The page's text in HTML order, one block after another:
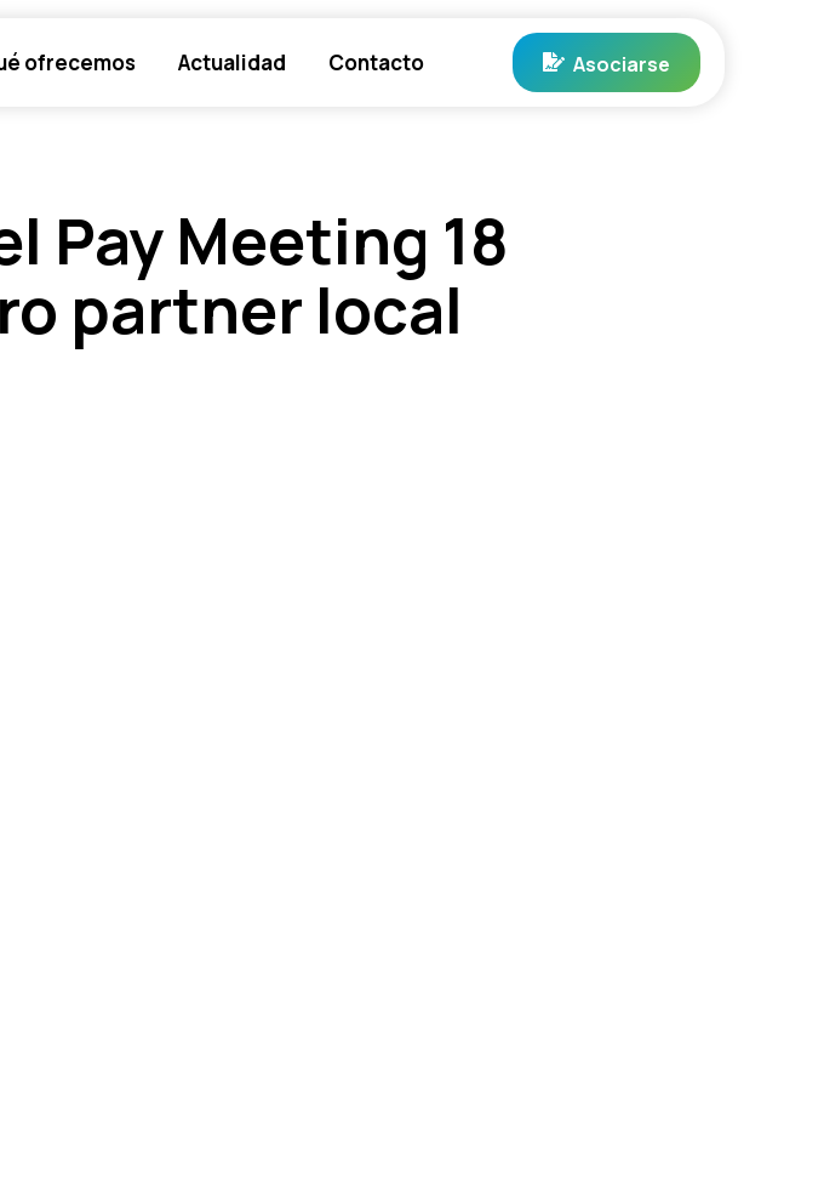
ofrecemos Actualidad Contacto Asociarse
Pay Meeting 18
partner local